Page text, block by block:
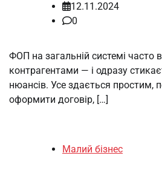
12.11.2024
0
ФОП на загальній системі часто
контрагентами — і одразу
нюансів. Усе здається простим,
оформити договір, […]
Малий бізнес